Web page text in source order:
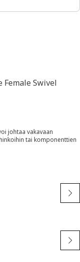
Female Swivel
johtaa vakavaan
tai komponenttien